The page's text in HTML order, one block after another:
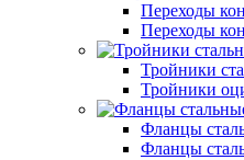
Переходы
Переходы
Тройники
Тройники
Фланцы
Фланцы